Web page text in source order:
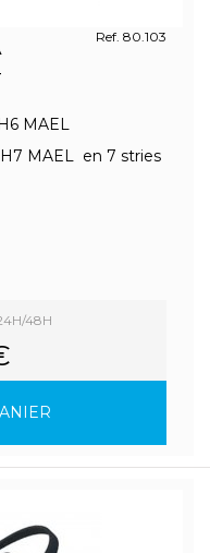
Ref. 80.103
MAEL
MAEL en 7 stries
48H